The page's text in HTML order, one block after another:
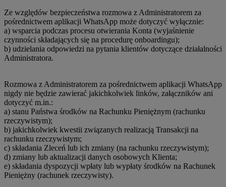
Ze względów bezpieczeństwa rozmowa z Administratorem za
pośrednictwem aplikacji WhatsApp może dotyczyć wyłącznie:
a) wsparcia podczas procesu otwierania Konta (wyjaśnienie
czynności składających się na procedurę onboardingu);
b) udzielania odpowiedzi na pytania klientów dotyczące działalności
Administratora.
Rozmowa z Administratorem za pośrednictwem aplikacji WhatsApp
nigdy nie będzie zawierać jakichkolwiek linków, załączników ani
dotyczyć m.in.:
a) stanu Państwa środków na Rachunku Pieniężnym (rachunku
rzeczywistym);
b) jakichkolwiek kwestii związanych realizacją Transakcji na
rachunku rzeczywistym;
c) składania Zleceń lub ich zmiany (na rachunku rzeczywistym);
d) zmiany lub aktualizacji danych osobowych Klienta;
e) składania dyspozycji wpłaty lub wypłaty środków na Rachunek
Pieniężny (rachunek rzeczywisty).